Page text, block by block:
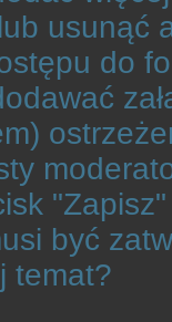
usunąć
do
być
temat?